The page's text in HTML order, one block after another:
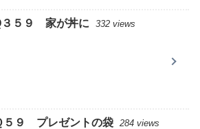
３５９ 家が丼に 332 views
５９ プレゼントの袋 284 views